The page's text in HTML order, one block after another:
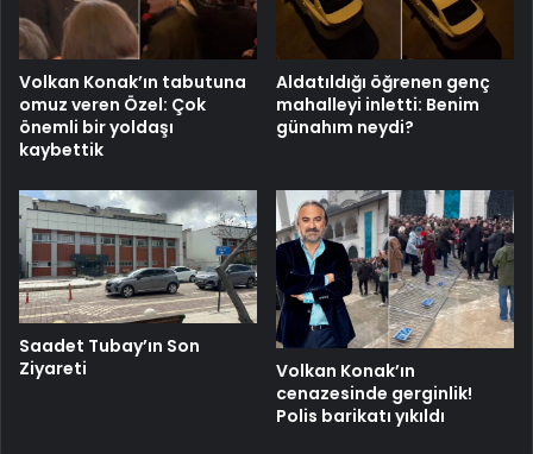
Volkan Konak’ın tabutuna
omuz veren Özel: Çok
önemli bir yoldaşı
kaybettik
Aldatıldığı öğrenen genç
mahalleyi inletti: Benim
günahım neydi?
Saadet Tubay’ın Son
Ziyareti
Volkan Konak’ın
cenazesinde gerginlik!
Polis barikatı yıkıldı